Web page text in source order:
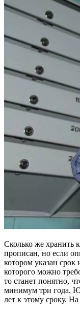
Сколько же хранить
прописан, но если
котором указан срок
которого можно
то станет понятно,
минимум три года.
лет к этому сроку.